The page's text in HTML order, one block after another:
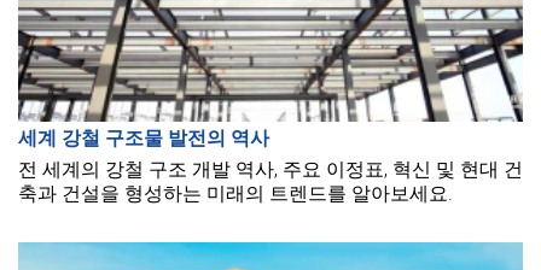
세계 강철 구조물 발전의 역사
전 세계의 강철 구조 개발 역사, 주요 이정표, 혁신 및 현대 건
축과 건설을 형성하는 미래의 트렌드를 알아보세요.